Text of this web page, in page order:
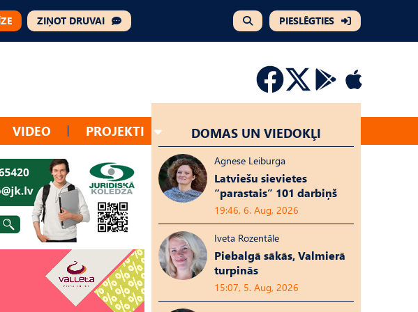
ZIŅOT DRUVAI PIESLĒGTIES
VIDEO PROJEKTI DOMAS UN VIEDOKĻI
Agnese Leiburga
Latviešu sievietes
“parastais” 101 darbiņš
19:46, 6. Aug, 2026
Iveta Rozentāle
Piebalgā sākās, Valmierā
turpinās
15:07, 5. Aug, 2026